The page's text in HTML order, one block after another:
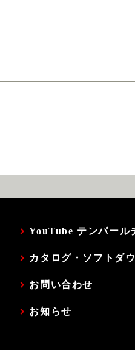
YouTube テンパール
カタログ・ソフトダ
お問い合わせ
お知らせ